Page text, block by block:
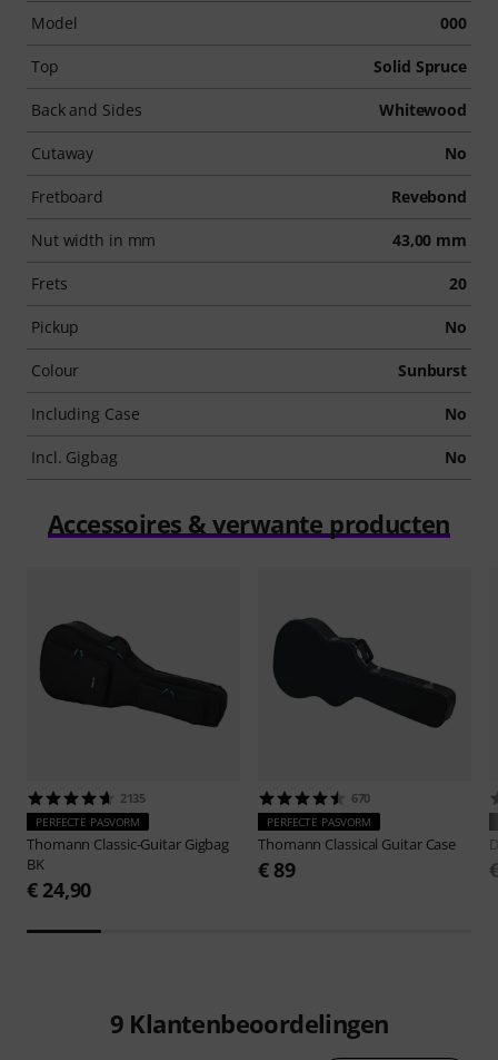
Model 000
Top Solid Spruce
Back and Sides Whitewood
Cutaway No
Fretboard Revebond
Nut width in mm 43,00 mm
Frets 20
Pickup No
Colour Sunburst
Including Case No
Incl. Gigbag No
Accessoires & verwante producten
2135
PERFECTE PASVORM
Thomann Classic-Guitar Gigbag
BK
€ 24,90
670
PERFECTE PASVORM
Thomann Classical Guitar Case
€ 89
9 Klantenbeoordelingen